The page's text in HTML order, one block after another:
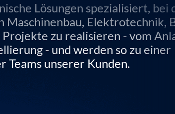
Lösungen spezialisiert, bei
Maschinenbau, Elektrotechnik,
zu realisieren - vom
- und werden so zu einer
Teams unserer Kunden.